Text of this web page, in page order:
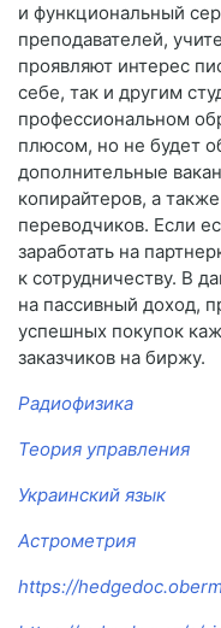
и функциональный
преподавателей,
проявляют интерес
себе, так и другим
профессиональном
плюсом, но не будет
дополнительные
копирайтеров, а
переводчиков. Если
заработать на
к сотрудничеству. В
на пассивный доход,
успешных покупок
заказчиков на биржу.
Радиофизика
Теория управления
Украинский язык
Астрометрия
https://